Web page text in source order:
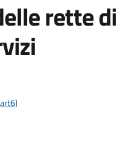
rette di
)